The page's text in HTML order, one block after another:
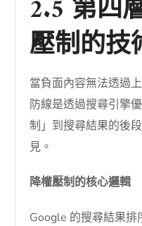
2.5 第四
壓制的技
當負面內容無法透過
防線是透過搜尋引擎
制」到搜尋結果的後
見。
降權壓制的核心邏輯
Google 的搜尋結果